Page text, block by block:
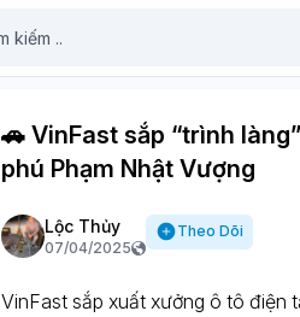
🚗 VinFast sắp “trình
phú Phạm Nhật Vượng
Lộc Thủy
07/04/2025
Theo Dõi
VinFast sắp xuất xưởng ô tô điện